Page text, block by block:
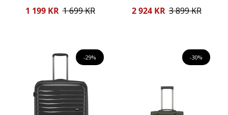
Reducerat
1 199 KR 1 699 KR
Reducerat
2 924 KR 3 899 KR
-29% -30%